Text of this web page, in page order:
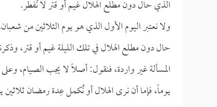
الذي حال دون مطلع الهلال غيم أو قتر لا نُفطر.
ولا نعتبر اليوم الأول الذي هو يوم الثلاثين من
حال دون مطلع الهلال في تلك الليلة غيم أو قتر،
المسألة غير واردة، فنقول: أصلاً لا يجب الصيام،
يوماً، فإما أن نرى الهلال أو نُكمل عِدة رمضان ثلاثين